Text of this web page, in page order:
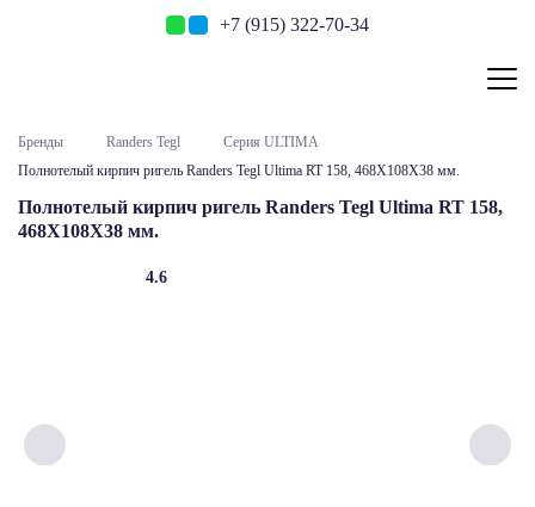
+7 (915) 322-70-34
Бренды Randers Tegl
Серия ULTIMA
Полнотелый кирпич ригель Randers Tegl Ultima RT 158, 468X108X38 мм.
Полнотелый кирпич ригель Randers Tegl Ultima RT 158,
468X108X38 мм.
4.6